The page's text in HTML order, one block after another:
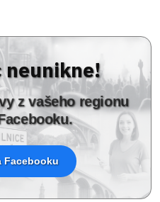
neunikne!
z vašeho regionu
Facebooku